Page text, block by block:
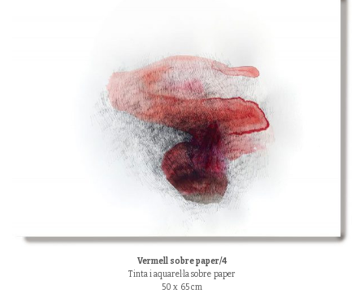
Vermell sobre paper/4
Tinta i aquarel·la sobre paper
50 x 65 cm